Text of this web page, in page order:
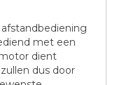
met een
dient
dus door